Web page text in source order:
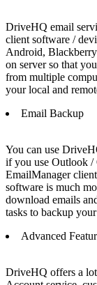
DriveHQ email
client software /
Android,
on server so that
from multiple
your local and
Email Backup
You can use
if you use Outlook /
EmailManager client
software is much
download emails
tasks to backup
Advanced
DriveHQ offers a lot